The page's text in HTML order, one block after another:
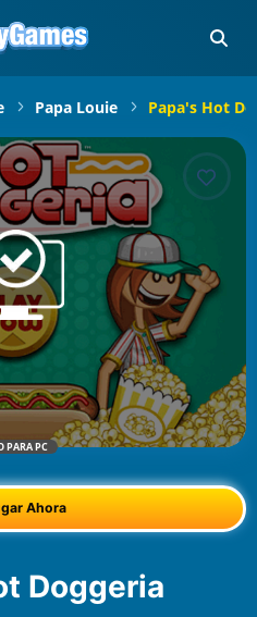
Papa Louie Papa's Hot
PARA PC
Ahora
Doggeria